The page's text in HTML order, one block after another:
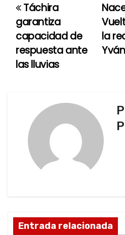
N
a
v
d
la
Táchira
garantiza
capacidad de
respuesta ante
las lluvias
Entrada relacionada